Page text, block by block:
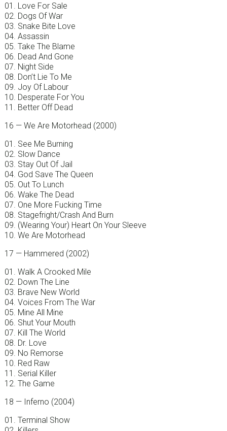
01. Love For Sale
02. Dogs Of War
03. Snake Bite Love
04. Assassin
05. Take The Blame
06. Dead And Gone
07. Night Side
08. Don’t Lie To Me
09. Joy Of Labour
10. Desperate For You
11. Better Off Dead
16 — We Are Motorhead (2000)
01. See Me Burning
02. Slow Dance
03. Stay Out Of Jail
04. God Save The Queen
05. Out To Lunch
06. Wake The Dead
07. One More Fucking Time
08. Stagefright/Crash And Burn
09. (Wearing Your) Heart On Your Sleeve
10. We Are Motorhead
17 — Hammered (2002)
01. Walk A Crooked Mile
02. Down The Line
03. Brave New World
04. Voices From The War
05. Mine All Mine
06. Shut Your Mouth
07. Kill The World
08. Dr. Love
09. No Remorse
10. Red Raw
11. Serial Killer
12. The Game
18 — Inferno (2004)
01. Terminal Show